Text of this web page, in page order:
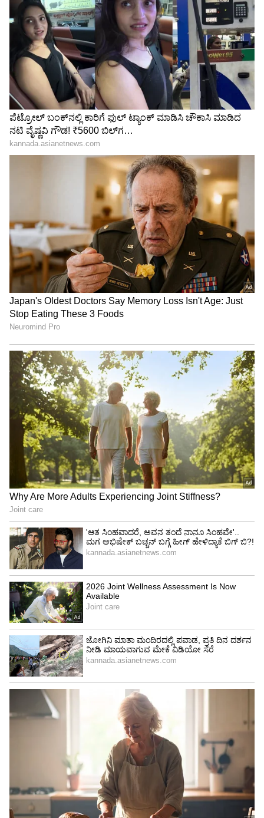
ಜೋಗಿನಿ ಮಾತಾ ಮಂದಿರದಲ್ಲಿ
ಪವಾಡ, ಪ್ರತಿ ದಿನ ದರ್ಶನ ನೀಡಿ
ಮಾಯವಾಗುವ ಮೇಕೆ ವಿಡಿಯೋ
ಸೆರೆ
ಕೆಲಸಕ್ಕೆ ಸೇರಿದ ಮರುದಿನವೇ
ರಿಸೈನ್, ಆಫೀಸ್ ಲ್ಯಾಪ್‌ಟಾಪ್
ಕುರಿತು ಯುವತಿ ಮಾತಿಗೆ ಸಿಇಒ
ದಂಗು
10 ಸಾವಿರ ಹೂಡಿಕೆ, ಆರೇ
ವರ್ಷದಲ್ಲಿ 1.5 ಕೋಟಿಯ ಒಡೆಯ:
ಯುವಕ ಕೊಟ್ಟ ಟಿಪ್ಸ್​ ಈಗ ವೈರಲ್​
ದಕ್ಷಿಣ ಭಾರತದ 17ರ ವಿದ್ಯಾರ್ಥಿಗೆ
ಸಿಕ್ಕಿತು ಬರೋಬ್ಬರಿ 3.55 ಕೋಟಿ
ರೂ ಐವಿ ಲೀಗ್ ಸ್ಕಾಲರ್‌ಶಿಪ್
LATEST VIDEOS
"ರಾಜಕೀಯ ಬೇಡ, ಸಿನಿಮಾನೇ ಪ್ರಾಣ":
ಕನಕೋತ್ಸವದಲ್ಲಿ ರಿಷಬ್ ಶೆಟ್ಟಿ | Rishab
Shetty speech | Suvarna News
ಶೇ.50 ರಿಂದ ಶೇ.18 ಕ್ಕೆ TAX ಇಳಿಕೆ: ಮೋದಿ-
ಟ್ರಂಪ್ ಐತಿಹಾಸಿಕ ಒಪ್ಪಂದ | India US
Trade Deal | Party Rounds